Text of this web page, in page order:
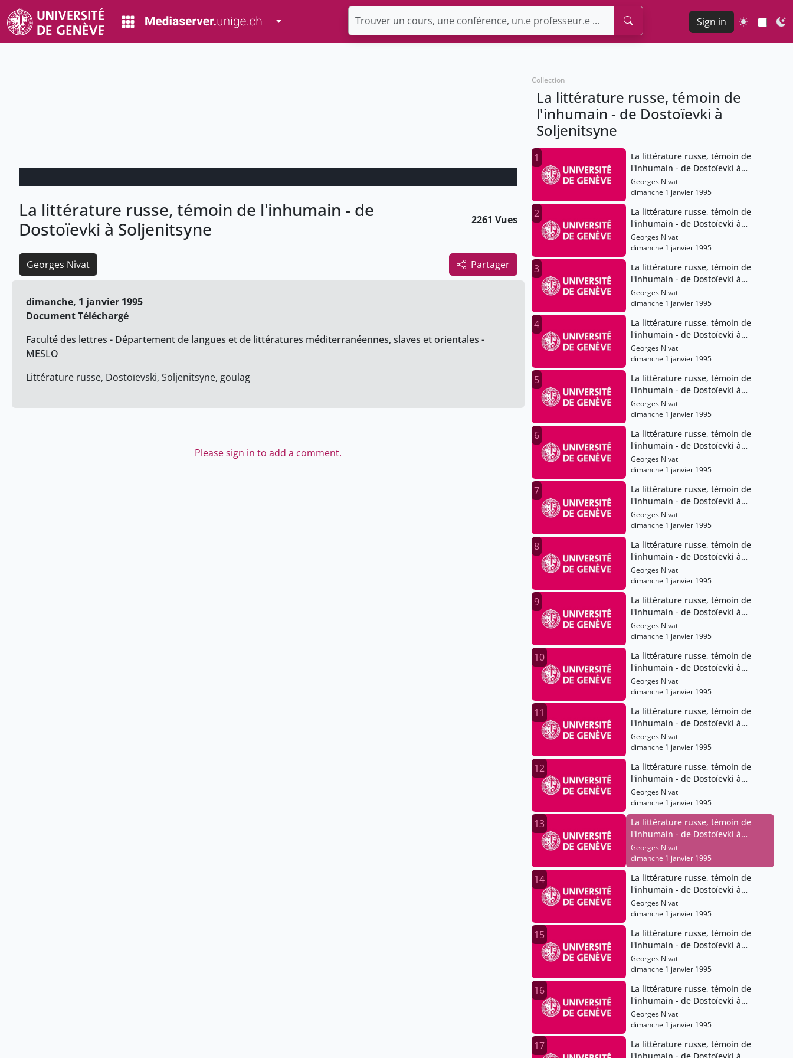
Toggle Dropdown Sign in
La littérature russe, témoin de l'inhumain - de
Dostoïevki à Soljenitsyne
2261 Vues
Partager
Georges Nivat
dimanche, 1 janvier 1995
Document Téléchargé
Faculté des lettres - Département de langues et de littératures méditerranéennes, slaves et orientales -
MESLO
Littérature russe, Dostoïevski, Soljenitsyne, goulag
Please sign in to add a comment.
Collection
La littérature russe, témoin de
l'inhumain - de Dostoïevki à
Soljenitsyne
1
La littérature russe, témoin de
l'inhumain - de Dostoïevki à
Soljenitsyne
Georges Nivat
dimanche 1 janvier 1995
2
La littérature russe, témoin de
l'inhumain - de Dostoïevki à
Soljenitsyne
Georges Nivat
dimanche 1 janvier 1995
3
La littérature russe, témoin de
l'inhumain - de Dostoïevki à
Soljenitsyne
Georges Nivat
dimanche 1 janvier 1995
4
La littérature russe, témoin de
l'inhumain - de Dostoïevki à
Soljenitsyne
Georges Nivat
dimanche 1 janvier 1995
5
La littérature russe, témoin de
l'inhumain - de Dostoïevki à
Soljenitsyne
Georges Nivat
dimanche 1 janvier 1995
6
La littérature russe, témoin de
l'inhumain - de Dostoïevki à
Soljenitsyne
Georges Nivat
dimanche 1 janvier 1995
7
La littérature russe, témoin de
l'inhumain - de Dostoïevki à
Soljenitsyne
Georges Nivat
dimanche 1 janvier 1995
8
La littérature russe, témoin de
l'inhumain - de Dostoïevki à
Soljenitsyne
Georges Nivat
dimanche 1 janvier 1995
9
La littérature russe, témoin de
l'inhumain - de Dostoïevki à
Soljenitsyne
Georges Nivat
dimanche 1 janvier 1995
10
La littérature russe, témoin de
l'inhumain - de Dostoïevki à
Soljenitsyne
Georges Nivat
dimanche 1 janvier 1995
11
La littérature russe, témoin de
l'inhumain - de Dostoïevki à
Soljenitsyne
Georges Nivat
dimanche 1 janvier 1995
12
La littérature russe, témoin de
l'inhumain - de Dostoïevki à
Soljenitsyne
Georges Nivat
dimanche 1 janvier 1995
13
La littérature russe, témoin de
l'inhumain - de Dostoïevki à
Soljenitsyne
Georges Nivat
dimanche 1 janvier 1995
14
La littérature russe, témoin de
l'inhumain - de Dostoïevki à
Soljenitsyne
Georges Nivat
dimanche 1 janvier 1995
15
La littérature russe, témoin de
l'inhumain - de Dostoïevki à
Soljenitsyne
Georges Nivat
dimanche 1 janvier 1995
16
La littérature russe, témoin de
l'inhumain - de Dostoïevki à
Soljenitsyne
Georges Nivat
dimanche 1 janvier 1995
17
La littérature russe, témoin de